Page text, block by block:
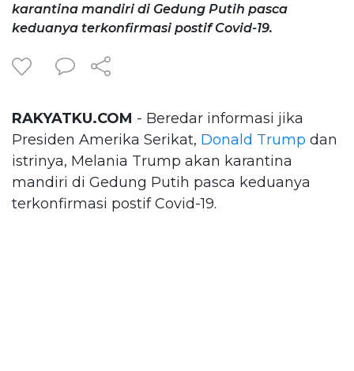
karantina mandiri di Gedung Putih pasca
keduanya terkonfirmasi postif Covid-19.
RAKYATKU.COM - Beredar informasi jika
Presiden Amerika Serikat, Donald Trump dan
istrinya, Melania Trump akan karantina
mandiri di Gedung Putih pasca keduanya
terkonfirmasi postif Covid-19.